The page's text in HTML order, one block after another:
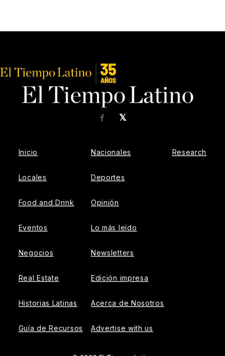
𝕏
Facebook
Inicio
Locales
Food and Drink
Eventos
Negocios
Real Estate
Historias Latinas
Guía de Recursos
Nacionales
Deportes
Opinión
Lo más leído
Newsletters
Edición impresa
Acerca de Nosotros
Advertise with us
Research